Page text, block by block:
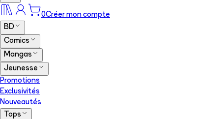
0Créer mon compte
BD
Comics
Mangas
Jeunesse
Promotions
Exclusivités
Nouveautés
Tops